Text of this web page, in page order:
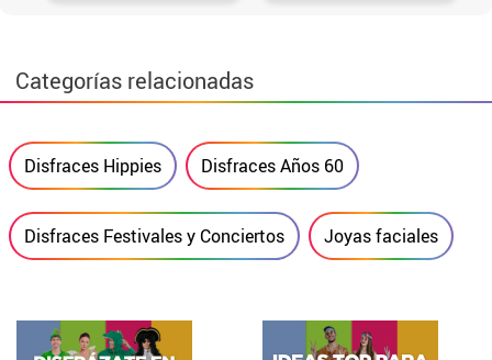
Categorías relacionadas
Disfraces Hippies Disfraces Años 60
Disfraces Festivales y Conciertos Joyas faciales